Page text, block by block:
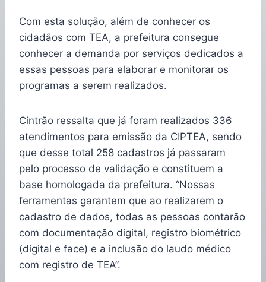
Com esta solução, além de conhecer os
cidadãos com TEA, a prefeitura consegue
conhecer a demanda por serviços dedicados a
essas pessoas para elaborar e monitorar os
programas a serem realizados.
Cintrão ressalta que já foram realizados 336
atendimentos para emissão da CIPTEA, sendo
que desse total 258 cadastros já passaram
pelo processo de validação e constituem a
base homologada da prefeitura. “Nossas
ferramentas garantem que ao realizarem o
cadastro de dados, todas as pessoas contarão
com documentação digital, registro biométrico
(digital e face) e a inclusão do laudo médico
com registro de TEA”.